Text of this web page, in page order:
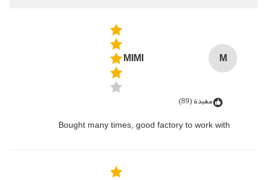
M
MIMI
مفيدة (89)
Bought many times, good factory to work with